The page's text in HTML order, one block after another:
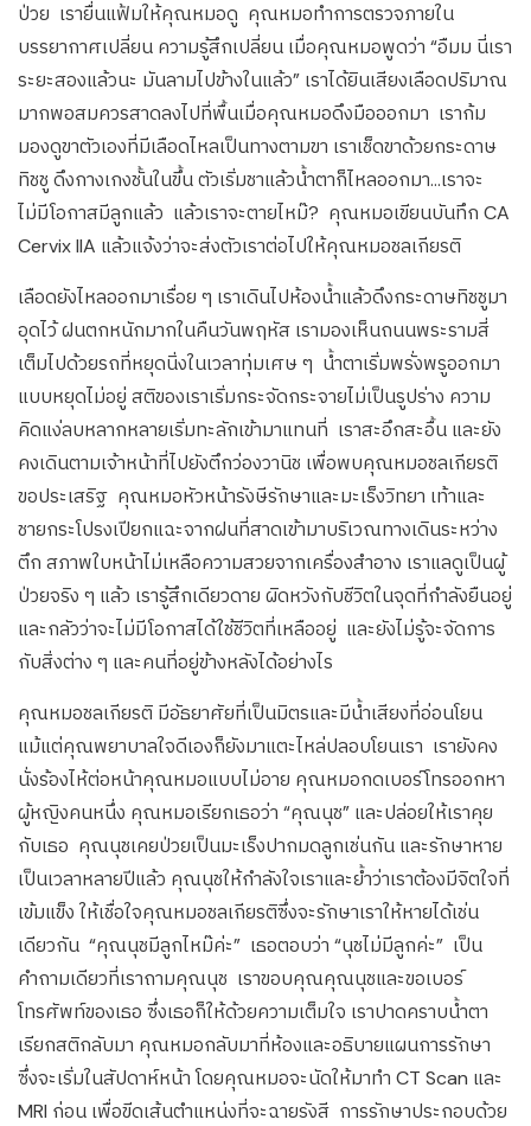
ป่วย เรายื่นแฟ้มให้คุณหมอดู คุณหมอทำการตรวจภายใน
บรรยากาศเปลี่ยน ความรู้สึกเปลี่ยน เมื่อคุณหมอพูดว่า “อืมม นี่เรา
ระยะสองแล้วนะ มันลามไปข้างในแล้ว” เราได้ยินเสียงเลือดปริมาณ
มากพอสมควรสาดลงไปที่พื้นเมื่อคุณหมอดึงมือออกมา เราก้ม
มองดูขาตัวเองที่มีเลือดไหลเป็นทางตามขา เราเช็ดขาด้วยกระดาษ
ทิชชู ดึงกางเกงชั้นในขึ้น ตัวเริ่มชาแล้วน้ำตาก็ไหลออกมา…เราจะ
ไม่มีโอกาสมีลูกแล้ว แล้วเราจะตายไหม๊? คุณหมอเขียนบันทึก CA
Cervix IIA แล้วแจ้งว่าจะส่งตัวเราต่อไปให้คุณหมอชลเกียรติ
เลือดยังไหลออกมาเรื่อย ๆ เราเดินไปห้องน้ำแล้วดึงกระดาษทิชชูมา
อุดไว้ ฝนตกหนักมากในคืนวันพฤหัส เรามองเห็นถนนพระรามสี่
เต็มไปด้วยรถที่หยุดนิ่งในเวลาทุ่มเศษ ๆ น้ำตาเริ่มพรั่งพรูออกมา
แบบหยุดไม่อยู่ สติของเราเริ่มกระจัดกระจายไม่เป็นรูปร่าง ความ
คิดแง่ลบหลากหลายเริ่มทะลักเข้ามาแทนที่ เราสะอึกสะอื้น และยัง
คงเดินตามเจ้าหน้าที่ไปยังตึกว่องวานิช เพื่อพบคุณหมอชลเกียรติ
ขอประเสริฐ คุณหมอหัวหน้ารังษีรักษาและมะเร็งวิทยา เท้าและ
ชายกระโปรงเปียกแฉะจากฝนที่สาดเข้ามาบริเวณทางเดินระหว่าง
ตึก สภาพใบหน้าไม่เหลือความสวยจากเครื่องสำอาง เราแลดูเป็นผู้
ป่วยจริง ๆ แล้ว เรารู้สึกเดียวดาย ผิดหวังกับชีวิตในจุดที่กำลังยืนอยู่
และกลัวว่าจะไม่มีโอกาสได้ใช้ชีวิตที่เหลืออยู่ และยังไม่รู้จะจัดการ
กับสิ่งต่าง ๆ และคนที่อยู่ข้างหลังได้อย่างไร
คุณหมอชลเกียรติ มีอัธยาศัยที่เป็นมิตรและมีน้ำเสียงที่อ่อนโยน
แม้แต่คุณพยาบาลใจดีเองก็ยังมาแตะไหล่ปลอบโยนเรา เรายังคง
นั่งร้องไห้ต่อหน้าคุณหมอแบบไม่อาย คุณหมอกดเบอร์โทรออกหา
ผู้หญิงคนหนึ่ง คุณหมอเรียกเธอว่า “คุณนุช” และปล่อยให้เราคุย
กับเธอ คุณนุชเคยป่วยเป็นมะเร็งปากมดลูกเช่นกัน และรักษาหาย
เป็นเวลาหลายปีแล้ว คุณนุชให้กำลังใจเราและย้ำว่าเราต้องมีจิตใจที่
เข้มแข็ง ให้เชื่อใจคุณหมอชลเกียรติซึ่งจะรักษาเราให้หายได้เช่น
เดียวกัน “คุณนุชมีลูกไหม๊ค่ะ” เธอตอบว่า “นุชไม่มีลูกค่ะ” เป็น
คำถามเดียวที่เราถามคุณนุช เราขอบคุณคุณนุชและขอเบอร์
โทรศัพท์ของเธอ ซึ่งเธอก็ให้ด้วยความเต็มใจ เราปาดคราบน้ำตา
เรียกสติกลับมา คุณหมอกลับมาที่ห้องและอธิบายแผนการรักษา
ซึ่งจะเริ่มในสัปดาห์หน้า โดยคุณหมอจะนัดให้มาทำ CT Scan และ
MRI ก่อน เพื่อขีดเส้นตำแหน่งที่จะฉายรังสี การรักษาประกอบด้วย